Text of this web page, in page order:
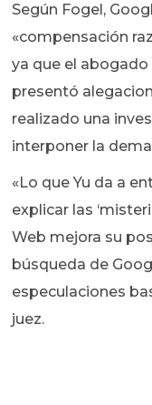
Según Fogel,
«compensación
ya que el abogado
presentó
realizado una
interponer la
«Lo que Yu da a
explicar las
Web mejora su
búsqueda de
especulaciones
juez.